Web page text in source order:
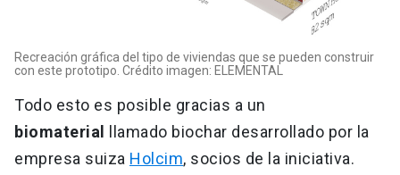
Recreación gráfica del tipo de viviendas que se pueden construir
con este prototipo. Crédito imagen: ELEMENTAL
Todo esto es posible gracias a un
biomaterial
llamado biochar desarrollado por la
empresa suiza Holcim, socios de la iniciativa.